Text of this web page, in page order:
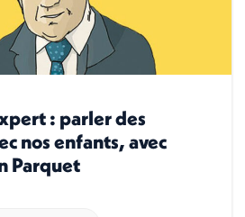
: parler des
nos enfants, avec
Parquet